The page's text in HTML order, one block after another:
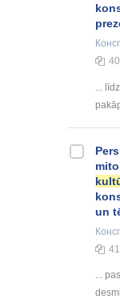
40
...
un
41
...